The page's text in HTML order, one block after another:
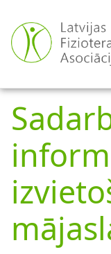
uz
galveno
saturu